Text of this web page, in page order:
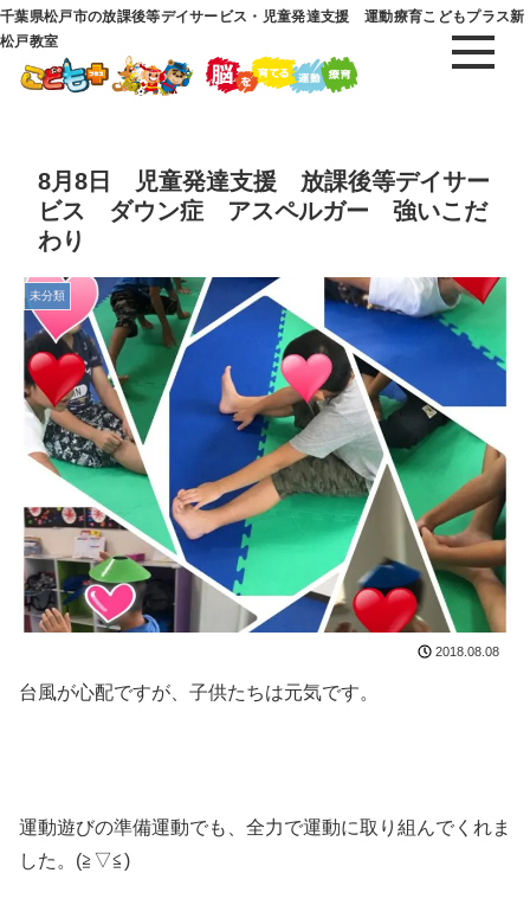
千葉県松戸市の放課後等デイサービス・児童発達支援 運動療育こどもプラス新
松戸教室
8月8日 児童発達支援 放課後等デイサー
ビス ダウン症 アスペルガー 強いこだ
わり
未分類
2018.08.08
台風が心配ですが、子供たちは元気です。
運動遊びの準備運動でも、全力で運動に取り組んでくれま
した。(≧▽≦)